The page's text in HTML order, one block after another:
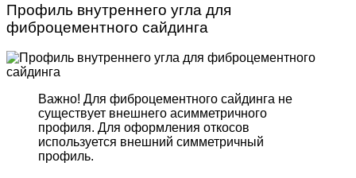
Профиль внутреннего угла для
фиброцементного сайдинга
Важно! Для фиброцемент­ного сайдинга не
существует внешнего асимметрич­ного
профиля. Для оформле­ния откосов
используется внешний симметричный
профиль.